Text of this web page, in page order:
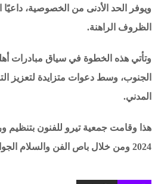
ويوفر الحد الأدنى من الخصوصية،
الظروف الراهنة.
وتأتي هذه الخطوة في سياق مبادرات
الجنوب، وسط دعوات متزايدة لتعزيز
المدني.
هذا وقامت جمعية تيرو للفنون بتنظيم
2024 ومن خلال باص الفن والسلام الجوال في المناطق المتضررة من الحرب .